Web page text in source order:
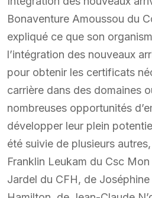
Bonaventure Amoussou du
expliqué ce que son
l’intégration des nouveaux
pour obtenir les certificats
carrière dans des domaines
nombreuses opportunités
développer leur plein
été suivie de plusieurs
Franklin Leukam du Csc
Jardel du CFH, de